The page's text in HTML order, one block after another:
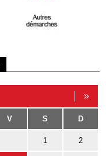
»
V S D
1 2